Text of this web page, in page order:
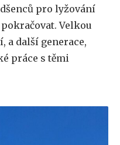
pro lyžování
Velkou
a další generace,
práce s těmi